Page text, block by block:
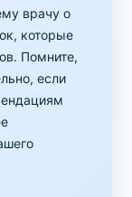
врачу о
которые
Помните,
если